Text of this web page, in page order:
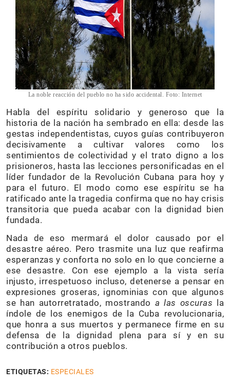
La noble reacción del pueblo no ha sido accidental. Foto: Internet
Habla del espíritu solidario y generoso que la
historia de la nación ha sembrado en ella: desde las
gestas independentistas, cuyos guías contribuyeron
decisivamente a cultivar valores como los
sentimientos de colectividad y el trato digno a los
prisioneros, hasta las lecciones personificadas en el
líder fundador de la Revolución Cubana para hoy y
para el futuro. El modo como ese espíritu se ha
ratificado ante la tragedia confirma que no hay crisis
transitoria que pueda acabar con la dignidad bien
fundada.
Nada de eso mermará el dolor causado por el
desastre aéreo. Pero trasmite una luz que reafirma
esperanzas y conforta no solo en lo que concierne a
ese desastre. Con ese ejemplo a la vista sería
injusto, irrespetuoso incluso, detenerse a pensar en
expresiones groseras, ignominias con que algunos
se han autorretratado, mostrando a las oscuras la
índole de los enemigos de la Cuba revolucionaria,
que honra a sus muertos y permanece firme en su
defensa de la dignidad plena para sí y en su
contribución a otros pueblos.
ETIQUETAS: ESPECIALES